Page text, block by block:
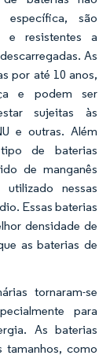
específica, são
e resistentes a
As
por até 10 anos,
e podem ser
sujeitas às
e outras. Além
de baterias
de manganês
nessas
Essas baterias
densidade de
as baterias de
tornaram-se
para
As baterias
tamanhos, como